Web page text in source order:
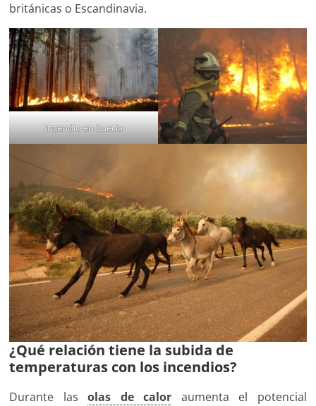
británicas o Escandinavia.
Incendio en Suecia
¿Qué relación tiene la subida de
temperaturas con los incendios?
Durante lasolas de calor aumenta el potencial